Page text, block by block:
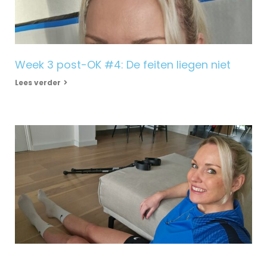
Week 3 post-OK #4: De feiten liegen niet
Lees verder